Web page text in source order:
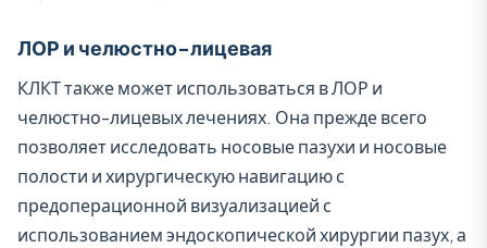
ЛОР и челюстно-лицевая
КЛКТ также может использоваться в ЛОР и
челюстно-лицевых лечениях. Она прежде всего
позволяет исследовать носовые пазухи и носовые
полости и хирургическую навигацию с
предоперационной визуализацией с
использованием эндоскопической хирургии пазух, а